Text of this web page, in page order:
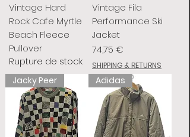
Vintage Hard
Rock Cafe Myrtle
Beach Fleece
Pullover
Rupture de stock
Vintage Fila
Performance Ski
Jacket
Prix
74,75 €
SHIPPING & RETURNS
Jacky Peer Adidas